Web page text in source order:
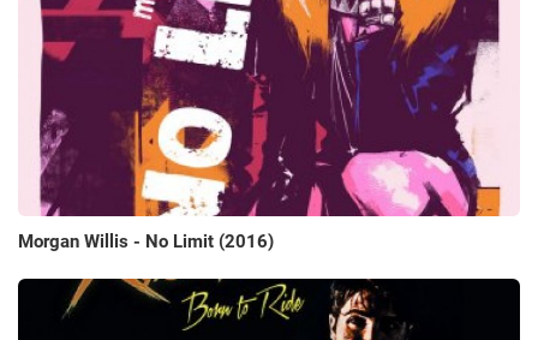
Morgan Willis - No Limit (2016)